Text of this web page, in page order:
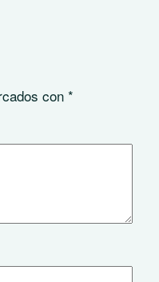
con *